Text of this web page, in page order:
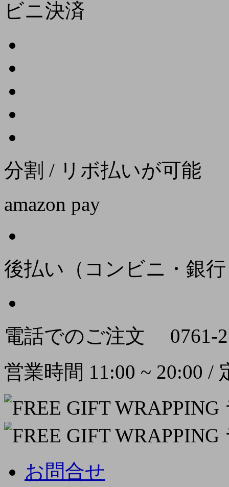
ビニ決済
分割 / リボ払いが可能
amazon pay
後払い（コンビニ・銀
電話でのご注文
0761-
営業時間 11:00 ~ 20:00 /
お問合せ